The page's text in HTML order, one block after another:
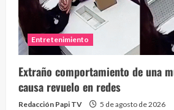
Entretenimiento
Extraño comportamiento de una
causa revuelo en redes
Redacción Papi TV 5 de agosto de 2026